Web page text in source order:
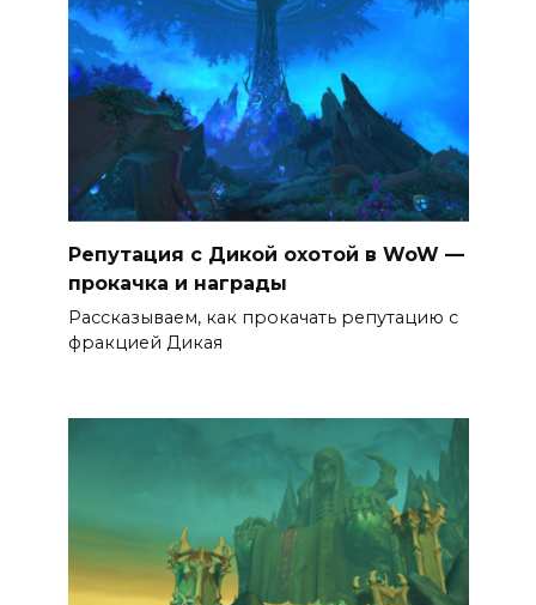
Репутация с Дикой охотой в WoW —
прокачка и награды
Рассказываем, как прокачать репутацию с
фракцией Дикая